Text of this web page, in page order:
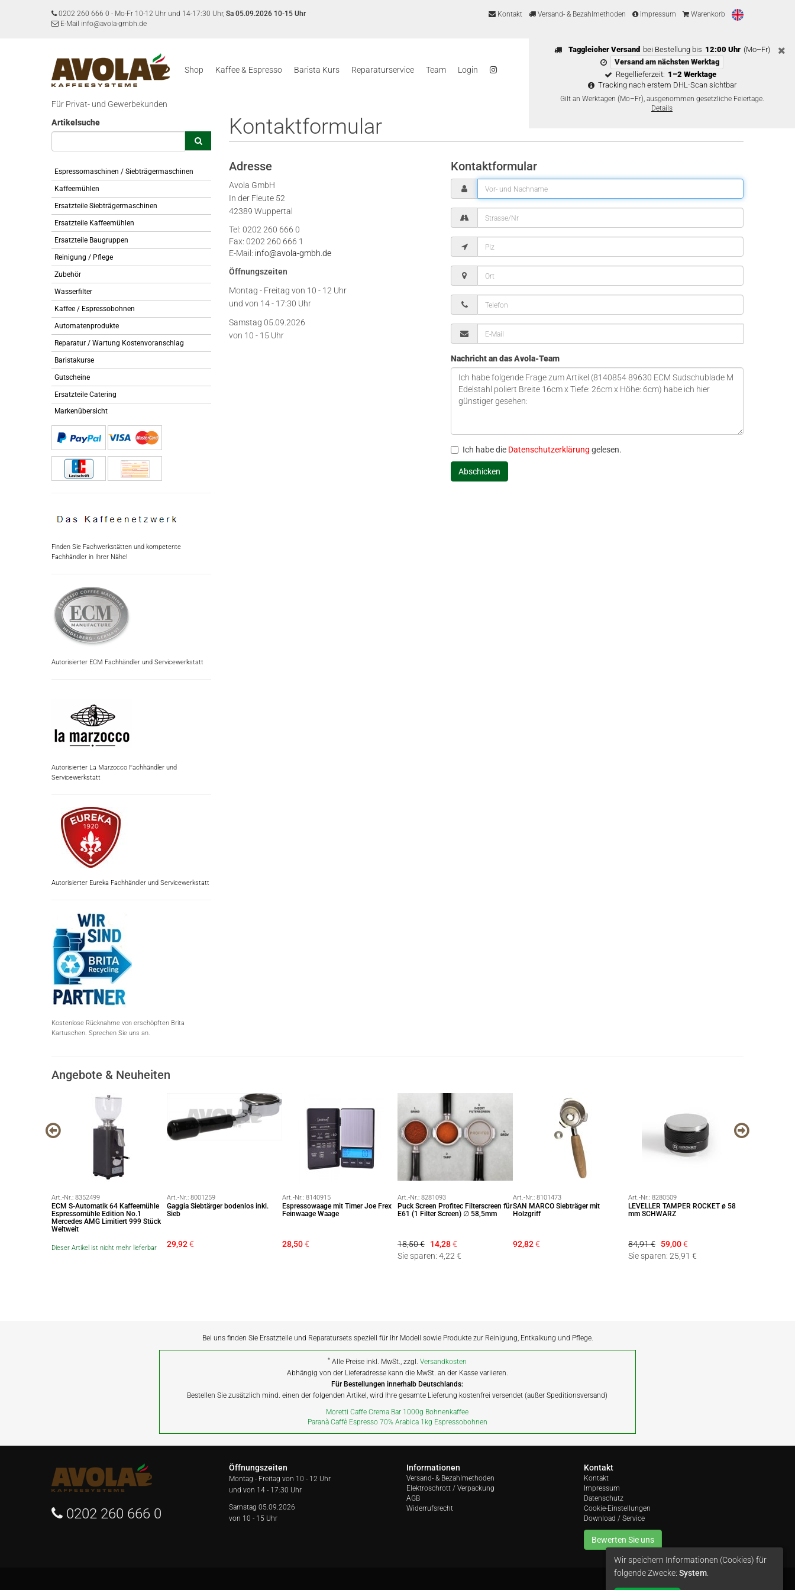
0202 260 666 0 - Mo-Fr 10-12 Uhr und 14-17:30 Uhr, Sa 05.09.2026 10-15 Uhr
E-Mail info@avola-gmbh.de
Kontakt Versand- & Bezahlmethoden Impressum Warenkorb
Taggleicher Versand bei Bestellung bis 12:00 Uhr (Mo–Fr)
Versand am nächsten Werktag
Regellieferzeit: 1–2 Werktage
Tracking nach erstem DHL-Scan sichtbar
Gilt an Werktagen (Mo–Fr), ausgenommen gesetzliche Feiertage.
Details
Shop Kaffee & Espresso Barista Kurs Reparaturservice Team Login
Für Privat- und Gewerbekunden
Artikelsuche
Espressomaschinen / Siebträgermaschinen
Kaffeemühlen
Ersatzteile Siebträgermaschinen
Ersatzteile Kaffeemühlen
Ersatzteile Baugruppen
Reinigung / Pflege
Zubehör
Wasserfilter
Kaffee / Espressobohnen
Automatenprodukte
Reparatur / Wartung Kostenvoranschlag
Baristakurse
Gutscheine
Ersatzteile Catering
Markenübersicht
Finden Sie Fachwerkstätten und kompetente
Fachhändler in Ihrer Nähe!
Autorisierter ECM Fachhändler und Servicewerkstatt
Autorisierter La Marzocco Fachhändler und
Servicewerkstatt
Autorisierter Eureka Fachhändler und Servicewerkstatt
Kostenlose Rücknahme von erschöpften Brita
Kartuschen. Sprechen Sie uns an.
Kontaktformular
Adresse
Avola GmbH
In der Fleute 52
42389 Wuppertal
Tel: 0202 260 666 0
Fax: 0202 260 666 1
E-Mail: info@avola-gmbh.de
Öffnungszeiten
Montag - Freitag von 10 - 12 Uhr
und von 14 - 17:30 Uhr
Samstag 05.09.2026
von 10 - 15 Uhr
Kontaktformular
Nachricht an das Avola-Team
Ich habe die Datenschutzerklärung gelesen.
Angebote & Neuheiten
Art.-Nr.: 8352499
ECM S-Automatik 64 Kaffeemühle
Espressomühle Edition No.1
Mercedes AMG Limitiert 999 Stück
Weltweit
Dieser Artikel ist nicht mehr lieferbar
Art.-Nr.: 8001259
Gaggia Siebtärger bodenlos inkl.
Sieb
29,92€
Art.-Nr.: 8140915
Espressowaage mit Timer Joe Frex
Feinwaage Waage
28,50€
Art.-Nr.: 8281093
Puck Screen Profitec Filterscreen für
E61 (1 Filter Screen) ∅ 58,5mm
18,50 € 14,28€
Sie sparen: 4,22 €
Art.-Nr.: 8101473
SAN MARCO Siebträger mit
Holzgriff
92,82€
Art.-Nr.: 8280509
LEVELLER TAMPER ROCKET ø 58
mm SCHWARZ
84,91 € 59,00€
Sie sparen: 25,91 €
Bei uns finden Sie Ersatzteile und Reparatursets speziell für Ihr Modell sowie Produkte zur Reinigung, Entkalkung und Pflege.
* Alle Preise inkl. MwSt., zzgl.Versandkosten
Abhängig von der Lieferadresse kann die MwSt. an der Kasse variieren.
Für Bestellungen innerhalb Deutschlands:
Bestellen Sie zusätzlich mind. einen der folgenden Artikel, wird Ihre gesamte Lieferung kostenfrei versendet (außer Speditionsversand)
Moretti Caffe Crema Bar 1000g Bohnenkaffee
Paranà Caffè Espresso 70% Arabica 1kg Espressobohnen
0202 260 666 0
Öffnungszeiten
Montag - Freitag von 10 - 12 Uhr
und von 14 - 17:30 Uhr
Samstag 05.09.2026
von 10 - 15 Uhr
Informationen
Versand- & Bezahlmethoden
Elektroschrott / Verpackung
AGB
Widerrufsrecht
Kontakt
Kontakt
Impressum
Datenschutz
Cookie-Einstellungen
Download / Service
Bewerten Sie uns
Wir speichern Informationen (Cookies) für
folgende Zwecke: System